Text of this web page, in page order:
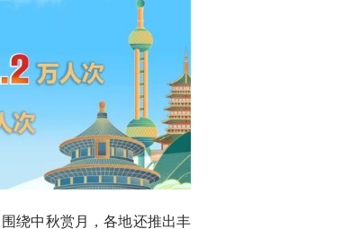
绕中秋赏月，各地还推出丰